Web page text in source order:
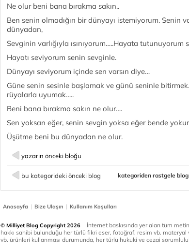
Ne olur beni bana bırakma sakın..
Ben senin olmadığın bir dünyayı istemiyorum. Senin
dünyadan,
Sevginin varlığıyla ısınıyorum…..Hayata tutunuyorum
Hayatı seviyorum senin sevginle.
Dünyayı seviyorum içinde sen varsın diye…
Güne senin sesinle başlamak ve günü seninle
rüyalarla uyumak…..
Beni bana bırakma sakın ne olur….
Sen yoksan eğer, senin sevgin yoksa eğer bende
Üşütme beni bu dünyadan ne olur.
yazarın önceki bloğu
bu kategorideki önceki blog kategoriden rastgele
Anasayfa | Bize Ulaşın | Kullanım Koşulları
© Milliyet Blog Copyright 2026
İnternet baskısında yer alan tüm
hakkı sahibi bulunduğu her türlü fikri eser, fotoğraf, resim vb. materyal
vb. ürünleri kullanması durumunda, her türlü hukuki ve cezai